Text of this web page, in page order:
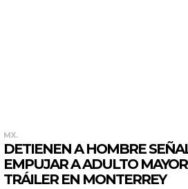
MX.
DETIENEN A HOMBRE
EMPUJAR A ADULTO
TRÁILER EN MONTERREY